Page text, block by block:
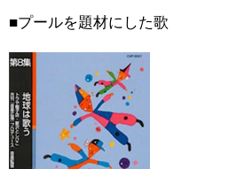
■プールを題材にした歌